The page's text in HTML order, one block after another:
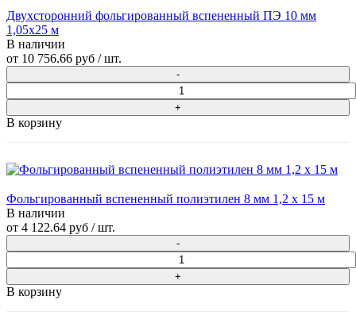
Двухсторонний фольгированный вспененный ПЭ 10 мм
1,05x25 м
В наличии
от 10 756.66 руб / шт.
В корзину
Фольгированный вспененный полиэтилен 8 мм 1,2 х 15 м
В наличии
от 4 122.64 руб / шт.
В корзину